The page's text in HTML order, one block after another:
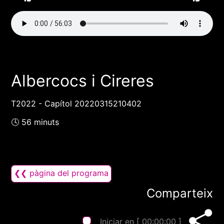
Albercocs i Cireres
T2022 - Capítol 20220315210402
🕓 56 minuts
❮❮ pàgina del programa
Comparteix
Iniciar en [ 00:00:00 ]